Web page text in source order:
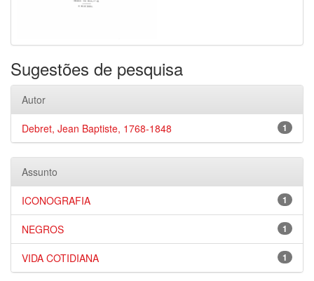
Sugestões de pesquisa
Autor
1
Debret, Jean Baptiste, 1768-1848
Assunto
1
ICONOGRAFIA
1
NEGROS
1
VIDA COTIDIANA